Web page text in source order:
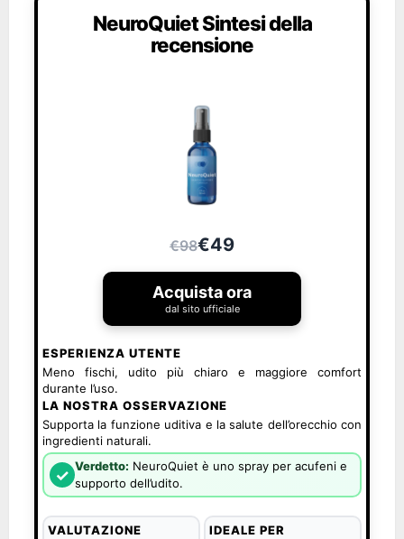
NeuroQuiet Sintesi della
recensione
€98€49
Acquista ora
dal sito ufficiale
ESPERIENZA UTENTE
Meno fischi, udito più chiaro e maggiore comfort
durante l’uso.
LA NOSTRA OSSERVAZIONE
Supporta la funzione uditiva e la salute dell’orecchio con
ingredienti naturali.
✓ Verdetto: NeuroQuiet è uno spray per acufeni e
supporto dell’udito.
VALUTAZIONE
IDEALE PER